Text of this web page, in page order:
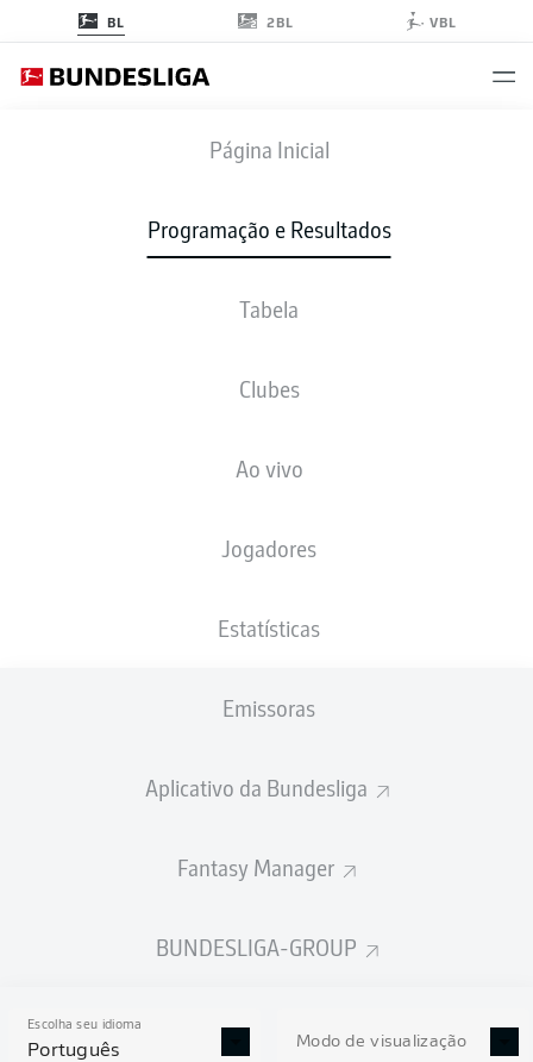
BL 2BL VBL
Página Inicial
Programação e Resultados
Tabela
Clubes
Ao vivo
Jogadores
Estatísticas
Emissoras
Aplicativo da Bundesliga
Fantasy Manager
BUNDESLIGA-GROUP
Escolha seu idioma
Português Modo de visualização
TSG BOC
3 1
ESCALAÇÕES
ESCALAÇÃO INICIAL
Oliver Baumann
Anton Stach